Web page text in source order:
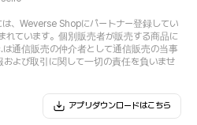
、Weverse Shopにパートナー登録してい
れています。個別販売者が販売する商品に
通信販売の仲介者として通信販売の当事
よび取引に関して一切の責任を負いませ
アプリダウンロードはこちら